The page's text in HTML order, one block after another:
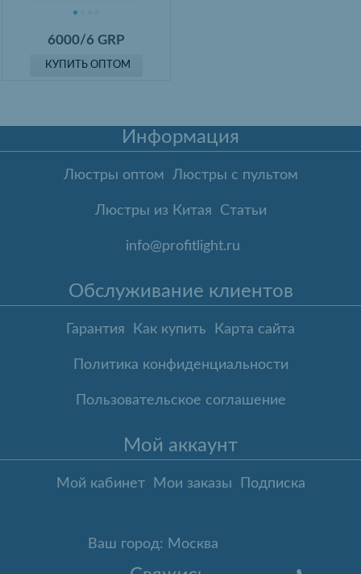
6000/6 GRP
КУПИТЬ ОПТОМ
Информация
Люстры оптом Люстры с пультом
Люстры из Китая Статьи
info@profitlight.ru
Обслуживание клиентов
Гарантия Как купить Карта сайта
Политика конфиденциальности
Пользовательское соглашение
Мой аккаунт
Мой кабинет Мои заказы Подписка
Ваш город: Москва